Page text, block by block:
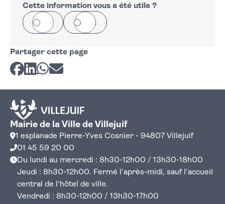
−
Cette information vous a été utile ?
Oui Non
Partager cette page
Partager sur Facebook
Partager sur LinkedIn
Partager sur Whatsapp
Partager par courriel
Mairie de la Ville de Villejuif
1 esplanade Pierre-Yves Cosnier - 94807 Villejuif
01 45 59 20 00
Du lundi au mercredi : 8h30-12h00 / 13h30-18h00
Jeudi : 8h30-12h00. Fermé l'après-midi, sauf l'accueil
central de l'hôtel de ville.
Vendredi : 8h30-12h00 / 13h30-17h00